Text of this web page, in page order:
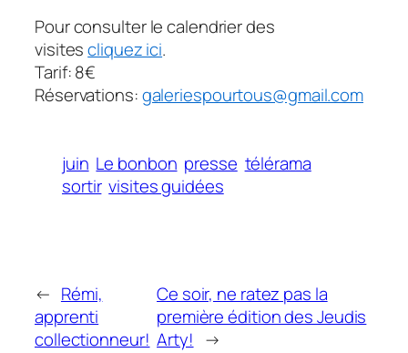
Pour consulter le calendrier des
visitescliquez ici.
Tarif: 8€
Réservations:galeriespourtous@gmail.com
juin Le bonbon presse télérama
sortir visites guidées
← Rémi,
apprenti
collectionneur!
Ce soir, ne ratez pas la
première édition des Jeudis
Arty! →